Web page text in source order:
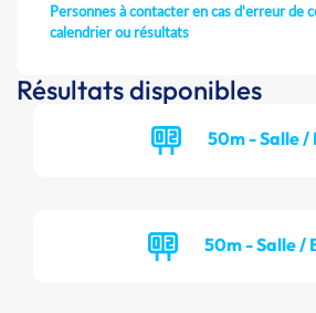
Personnes à contacter en cas d'erreur de
calendrier ou résultats
Résultats disponibles
50m - Salle /
50m - Salle /